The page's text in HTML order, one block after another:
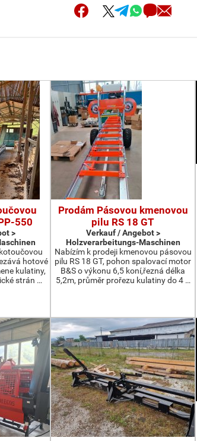
550
>
hotové
kulatiny,
strán …
Prodám Pásovou kmenovou
pilu RS 18 GT
Verkauf / Angebot >
Holzverarbeitungs-Maschinen
Nabízím k prodeji kmenovou pásovou
pilu RS 18 GT, pohon spalovací motor
B&S o výkonu 6,5 koní,řezná délka
5,2m, průměr prořezu kulatiny do 4 …